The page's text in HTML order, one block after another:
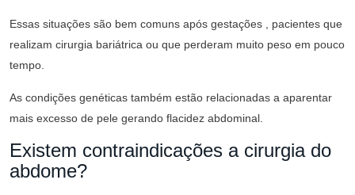
Essas situações são bem comuns após gestações , pacientes que
realizam cirurgia bariátrica ou que perderam muito peso em pouco
tempo.
As condições genéticas também estão relacionadas a aparentar
mais excesso de pele gerando flacidez abdominal.
Existem contraindicações a cirurgia do
abdome?